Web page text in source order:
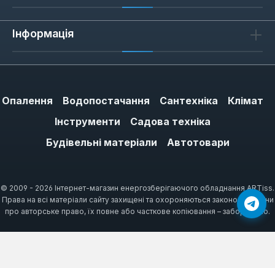
на будмайданчику) рекомендовано
використовувати моделі з моментом від
Поради з експлуатації
Для подовження терміну служби
акумулятора заряджайте його при
разі зниження потужності перевіряйте
рівень заряду — при напрузі нижче 12 В
Інформація
Опалення Водопостачання Сантехніка
Клімат
Інструменти
Садова техніка
Будівельні матеріали
Автотовари
© 2009 - 2026 Інтернет-магазин енергозберігаючого обладнання ARTiss.
Права на всі матеріали сайту захищені та охороняються законом України
про авторське право, їх повне або часткове копіювання – заборонено.